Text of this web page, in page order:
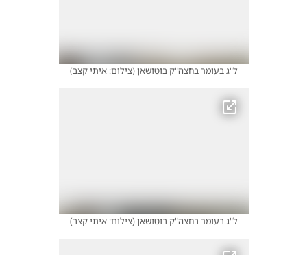
ל"ג בעומר בחצה"ק בוטושאן(צילום: איתי קצב)
ל"ג בעומר בחצה"ק בוטושאן(צילום: איתי קצב)